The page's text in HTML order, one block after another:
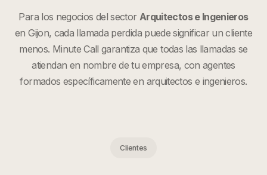
Para los negocios del sector Arquitectos e Ingenieros
enGijon, cada llamada perdida puede significar un cliente
menos. Minute Call garantiza que todas las llamadas se
atiendan en nombre de tu empresa, con agentes
formados específicamente en arquitectos e ingenieros.
Clientes